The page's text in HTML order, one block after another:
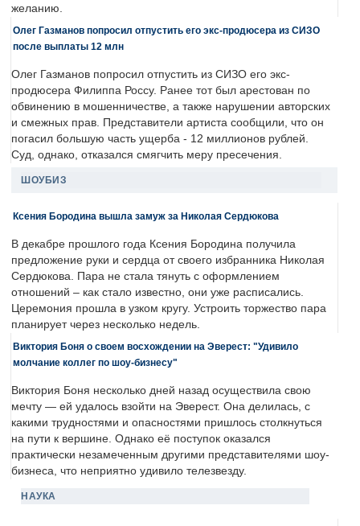
желанию.
Олег Газманов попросил отпустить его экс-продюсера из СИЗО
после выплаты 12 млн
Олег Газманов попросил отпустить из СИЗО его экс-
продюсера Филиппа Россу. Ранее тот был арестован по
обвинению в мошенничестве, а также нарушении авторских
и смежных прав. Представители артиста сообщили, что он
погасил большую часть ущерба - 12 миллионов рублей.
Суд, однако, отказался смягчить меру пресечения.
ШОУБИЗ
Ксения Бородина вышла замуж за Николая Сердюкова
В декабре прошлого года Ксения Бородина получила
предложение руки и сердца от своего избранника Николая
Сердюкова. Пара не стала тянуть с оформлением
отношений – как стало известно, они уже расписались.
Церемония прошла в узком кругу. Устроить торжество пара
планирует через несколько недель.
Виктория Боня о своем восхождении на Эверест: "Удивило
молчание коллег по шоу-бизнесу"
Виктория Боня несколько дней назад осуществила свою
мечту — ей удалось взойти на Эверест. Она делилась, с
какими трудностями и опасностями пришлось столкнуться
на пути к вершине. Однако её поступок оказался
практически незамеченным другими представителями шоу-
бизнеса, что неприятно удивило телезвезду.
НАУКА